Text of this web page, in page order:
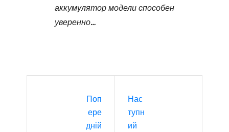
аккумулятор модели способен
уверенно…
Поп
Ере
Дній
Нас
Тупн
Ий